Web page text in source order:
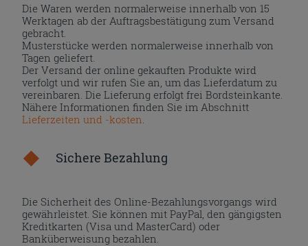
Die Waren werden normalerweise innerhalb von 15
Werktagen ab der Auftragsbestätigung zum Versand
gebracht.
Musterstücke werden normalerweise innerhalb von
Tagen geliefert.
Der Versand der online gekauften Produkte wird
verfolgt und wir rufen Sie an, um das Lieferdatum zu
vereinbaren. Die Lieferung erfolgt frei Bordsteinkante.
Nähere Informationen finden Sie im Abschnitt
Lieferzeiten und -kosten
Sichere Bezahlung
Die Sicherheit des Online-Bezahlungsvorgangs wird
gewährleistet. Sie können mit PayPal, den gängigsten
Kreditkarten (Visa und MasterCard) oder
Banküberweisung bezahlen.